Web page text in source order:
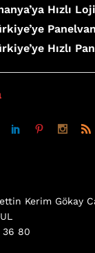
Hızlı
Hızlı
Kerim Gökay
36 80